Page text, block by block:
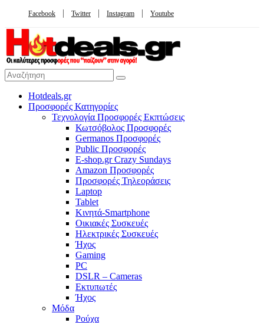
Facebook Twitter Instagram Youtube
Hotdeals.gr
Προσφορές Κατηγορίες
Τεχνολογία Προσφορές Εκπτώσεις
Κωτσόβολος Προσφορές
Germanos Προσφορές
Public Προσφορές
E-shop.gr Crazy Sundays
Amazon Προσφορές
Προσφορές Τηλεοράσεις
Laptop
Tablet
Κινητά-Smartphone
Οικιακές Συσκευές
Hλεκτρικές Συσκευές
Ήχος
Gaming
PC
DSLR – Cameras
Εκτυπωτές
Ήχος
Μόδα
Ρούχα